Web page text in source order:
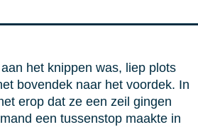
het knippen was, liep plots
bovendek naar het voordek. In
erop dat ze een zeil gingen
een tussenstop maakte in